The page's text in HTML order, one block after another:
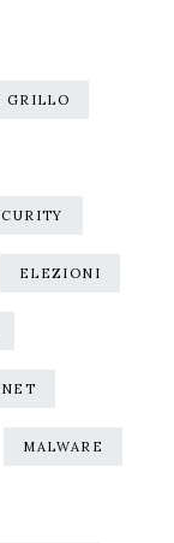
GRILLO
ELEZIONI
MALWARE